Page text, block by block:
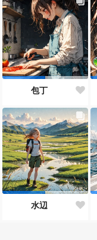
包丁
水辺